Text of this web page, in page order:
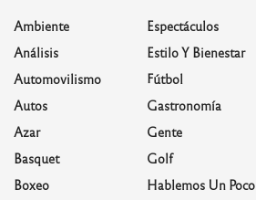
Ambiente
Análisis
Automovilismo
Autos
Azar
Basquet
Boxeo
Espectáculos
Estilo Y Bienestar
Fútbol
Gastronomía
Gente
Golf
Hablemos Un Poco